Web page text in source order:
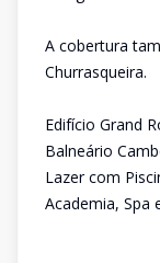
A cobertura
Churrasqueira.
Edifício Grand
Balneário
Lazer com
Academia, Spa